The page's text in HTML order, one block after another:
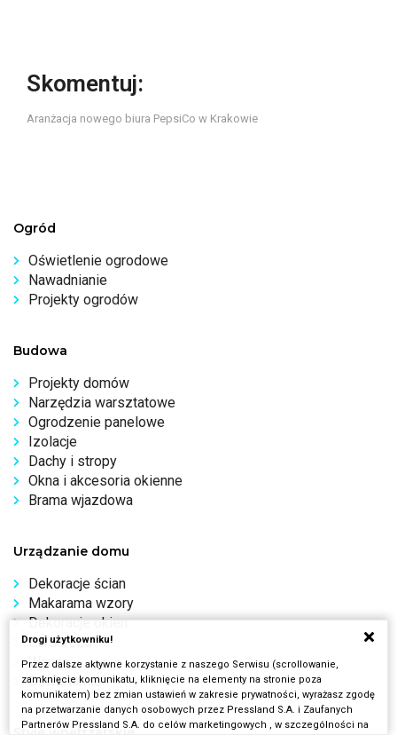
Skomentuj:
Aranżacja nowego biura PepsiCo w Krakowie
Ogród
Oświetlenie ogrodowe
Nawadnianie
Projekty ogrodów
Budowa
Projekty domów
Narzędzia warsztatowe
Ogrodzenie panelowe
Izolacje
Dachy i stropy
Okna i akcesoria okienne
Brama wjazdowa
Urządzanie domu
Dekoracje ścian
Makarama wzory
Dekoracje okien
Garderoba
Wanna
Oświetlenie
Drogi użytkowniku!
Przez dalsze aktywne korzystanie z naszego Serwisu (scrollowanie,
zamknięcie komunikatu, kliknięcie na elementy na stronie poza
komunikatem) bez zmian ustawień w zakresie prywatności, wyrażasz zgodę
na przetwarzanie danych osobowych przez Pressland S.A. i Zaufanych
Partnerów Pressland S.A. do celów marketingowych , w szczególności na